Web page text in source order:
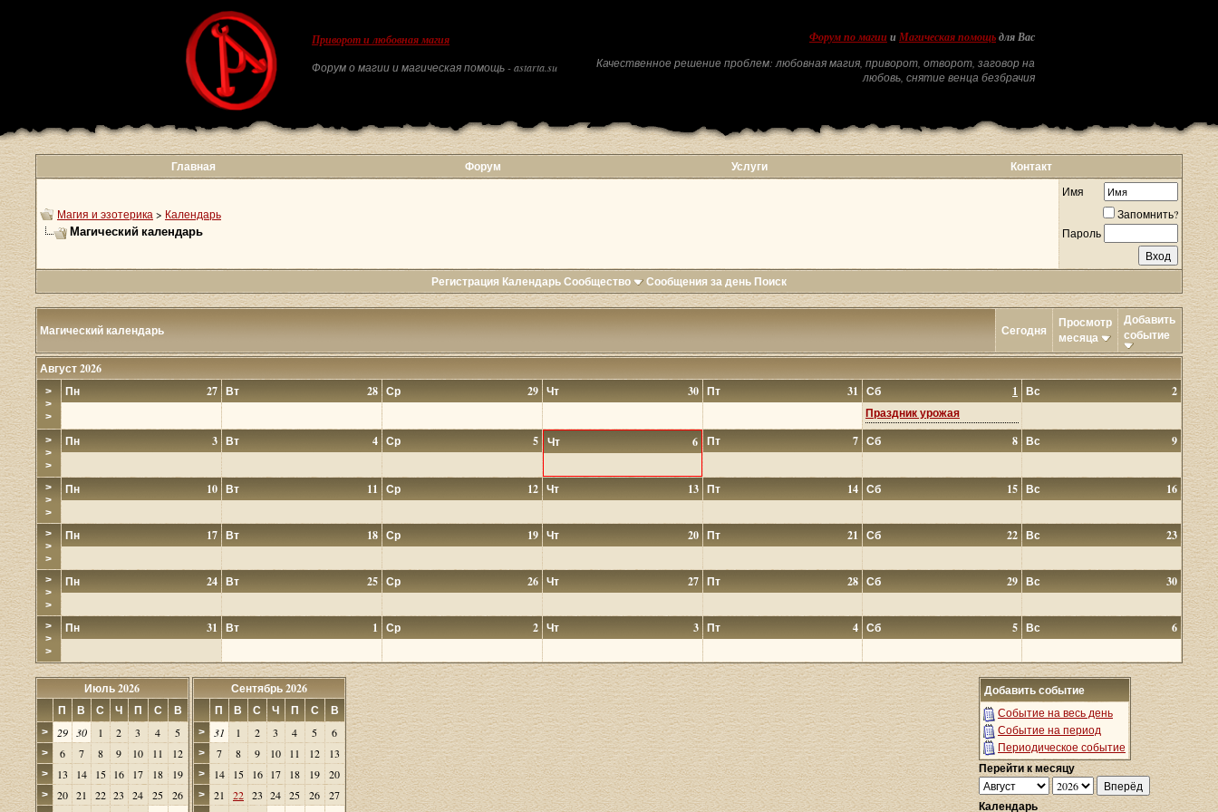
Приворот и любовная магия
Форум о магии и магическая помощь - astarta.su
Форум по магии и Магическая помощь для Вас
Качественное решение проблем: любовная магия, приворот, отворот, заговор на
любовь, снятие венца безбрачия
Главная Форум Услуги Контакт
Магия и эзотерика > Календарь
Магический календарь
Имя
Запомнить?
Пароль
Регистрация КалендарьСообщество Сообщения за день Поиск
Магический календарь Сегодня
Просмотр
месяца
Добавить
событие
Август 2026
>
>
>
27
Пн 28
Вт 29
Ср 30
Чт 31
Пт 1
Сб
Праздник урожая
2
Вс
>
>
>
3
Пн 4
Вт 5
Ср 6
Чт 7
Пт 8
Сб 9
Вс
>
>
>
10
Пн 11
Вт 12
Ср 13
Чт 14
Пт 15
Сб 16
Вс
>
>
>
17
Пн 18
Вт 19
Ср 20
Чт 21
Пт 22
Сб 23
Вс
>
>
>
24
Пн 25
Вт 26
Ср 27
Чт 28
Пт 29
Сб 30
Вс
>
>
>
31
Пн 1
Вт 2
Ср 3
Чт 4
Пт 5
Сб 6
Вс
Июль 2026
П
В С Ч П С В
> 29 30 1 2 3 4 5
> 6 7 8 9 10 11 12
> 13 14 15 16 17 18 19
> 20 21 22 23 24 25 26
Сентябрь 2026
П
В С Ч П С В
> 31 1 2 3 4 5 6
> 7 8 9 10 11 12 13
> 14 15 16 17 18 19 20
> 21 22 23 24 25 26 27
Добавить событие
Событие на весь день
Событие на период
Периодическое событие
Перейти к месяцу
Календарь